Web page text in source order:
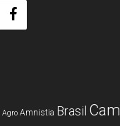
Agro Amnistia Brasil